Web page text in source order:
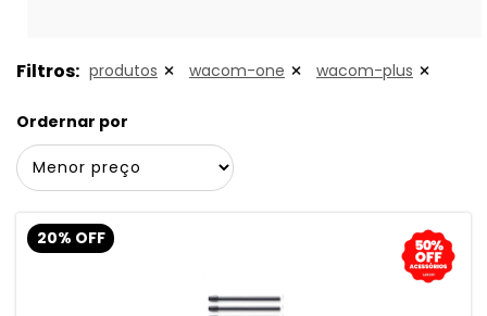
Filtros: produtos wacom-one wacom-plus
Ordernar por
20% OFF